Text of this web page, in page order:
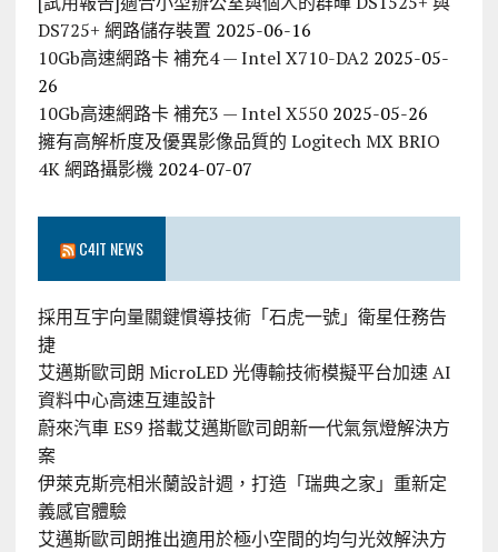
DS725+ 網路儲存裝置 2025-06-16
10Gb高速網路卡 補充4 — Intel X710-DA2 2025-05-
26
10Gb高速網路卡 補充3 — Intel X550 2025-05-26
擁有高解析度及優異影像品質的 Logitech MX BRIO
4K 網路攝影機 2024-07-07
C4IT NEWS
採用互宇向量關鍵慣導技術「石虎一號」衛星任務告
捷
艾邁斯歐司朗 MicroLED 光傳輸技術模擬平台加速 AI
資料中心高速互連設計
蔚來汽車 ES9 搭載艾邁斯歐司朗新一代氣氛燈解決方
案
伊萊克斯亮相米蘭設計週，打造「瑞典之家」重新定
義感官體驗
艾邁斯歐司朗推出適用於極小空間的均勻光效解決方